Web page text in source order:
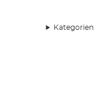
Kategorien